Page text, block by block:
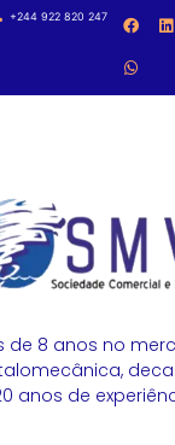
+244 922 820 247
de 8 anos no
anos de